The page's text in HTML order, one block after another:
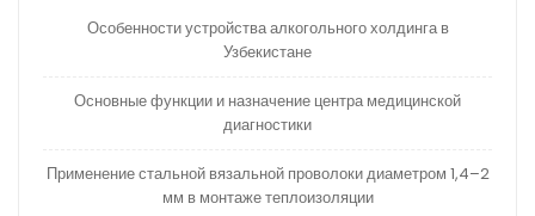
Особенности устройства алкогольного холдинга в
Узбекистане
Основные функции и назначение центра медицинской
диагностики
Применение стальной вязальной проволоки диаметром 1,4–2
мм в монтаже теплоизоляции